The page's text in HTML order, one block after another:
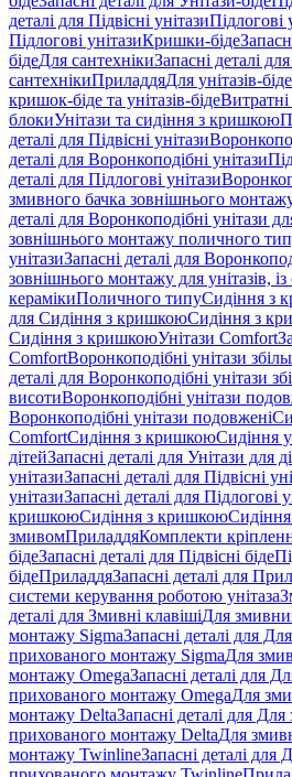
деталі для Підвісні унітазиПідлогові
Підлогові унітазиКришки-біде
бідеДля сантехнікиЗапасні деталі
сантехнікиПриладдяДля унітазів-біде
кришок-біде та унітазів-бідеВитратні
блокиУнітази та сидіння з кришкою
деталі для Підвісні унітази
деталі для Воронкоподібні унітази
деталі для Підлогові унітази
змивного бачка зовнішнього
деталі для Воронкоподібні унітази
зовнішнього монтажу поличного
унітазиЗапасні деталі для
зовнішнього монтажу для унітазів, із
керамікиПоличного типуСидіння з
для Сидіння з кришкоюСидіння з
Сидіння з кришкоюУнітази Comfort
ComfortВоронкоподібні унітази
деталі для Воронкоподібні унітази
висотиВоронкоподібні унітази
Воронкоподібні унітази подовжені
ComfortСидіння з кришкоюСидіння
дітейЗапасні деталі для Унітази для
унітазиЗапасні деталі для Підвісні
унітазиЗапасні деталі для Підлогові
кришкоюСидіння з кришкоюСидіння
змивомПриладдяКомплекти
бідеЗапасні деталі для Підвісні біде
бідеПриладдяЗапасні деталі для
системи керування роботою унітаза
деталі для Змивні клавішіДля
монтажу SigmaЗапасні деталі для
прихованого монтажу SigmaДля
монтажу OmegaЗапасні деталі для
прихованого монтажу OmegaДля
монтажу DeltaЗапасні деталі для
прихованого монтажу DeltaДля
монтажу TwinlineЗапасні деталі для